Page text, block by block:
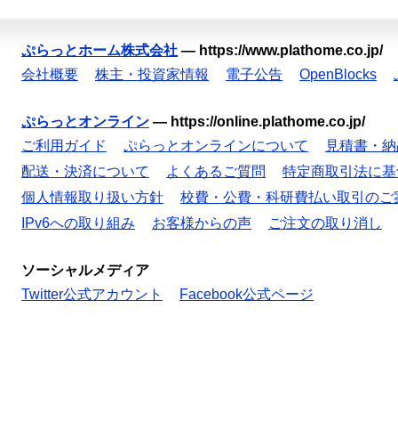
ぷらっとホーム株式会社 — https://www.plathome.co.jp/
会社概要
株主・投資家情報 電子公告 OpenBlocks
ぷらっとオンライン — https://online.plathome.co.jp/
ご利用ガイド
ぷらっとオンラインについて
見積書・
配送・決済について
よくあるご質問
特定商取引法に
個人情報取り扱い方針
校費・公費・科研費払い取引のご
IPv6への取り組み
お客様からの声 ご注文の取り消し
ソーシャルメディア
Twitter公式アカウント
Facebook公式ページ